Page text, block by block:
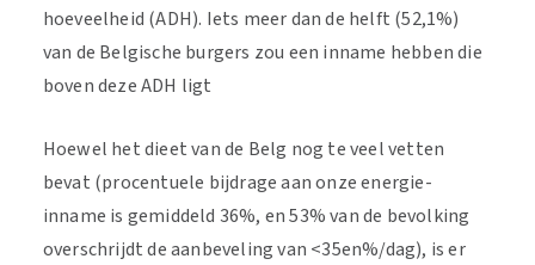
hoeveelheid (ADH). Iets meer dan de helft (52,1%)
van de Belgische burgers zou een inname hebben die
boven deze ADH ligt
Hoewel het dieet van de Belg nog te veel vetten
bevat (procentuele bijdrage aan onze energie-
inname is gemiddeld 36%, en 53% van de bevolking
overschrijdt de aanbeveling van <35en%/dag), is er